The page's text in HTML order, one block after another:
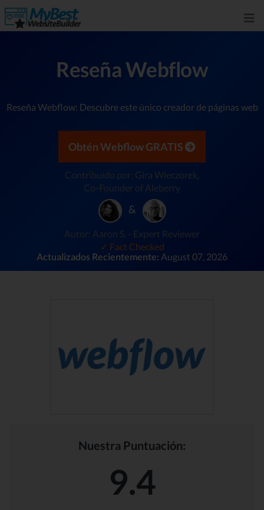
Reseña Webflow
Reseña Webflow: Descubre este único creador de páginas web
Obtén Webflow GRATIS
Contribuido por: G‍ira Wieczorek,
Co-Founder of Aleberry
&
Autor: Aaron S. - Expert Reviewer
✓ Fact Checked
Actualizados Recientemente: August 07, 2026
Nuestra Puntuación:
9.4